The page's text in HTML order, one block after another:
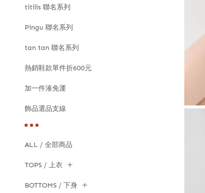
titilis 聯名系列
Pingu 聯名系列
tan tan 聯名系列
熱銷鞋款單件折600元
加一件湊免運
飾品選品支線
ALL / 全部商品
TOPS / 上衣
BOTTOMS / 下身